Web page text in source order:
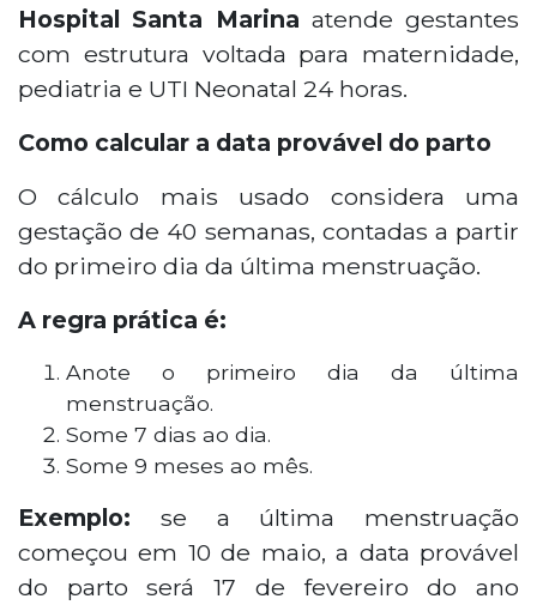
Hospital Santa Marina atende gestantes
com estrutura voltada para maternidade,
pediatria e UTI Neonatal 24 horas.
Como calcular a data provável do parto
O cálculo mais usado considera uma
gestação de 40 semanas, contadas a partir
do primeiro dia da última menstruação.
A regra prática é:
Anote o primeiro dia da última
menstruação.
Some 7 dias ao dia.
Some 9 meses ao mês.
Exemplo: se a última menstruação
começou em 10 de maio, a data provável
do parto será 17 de fevereiro do ano